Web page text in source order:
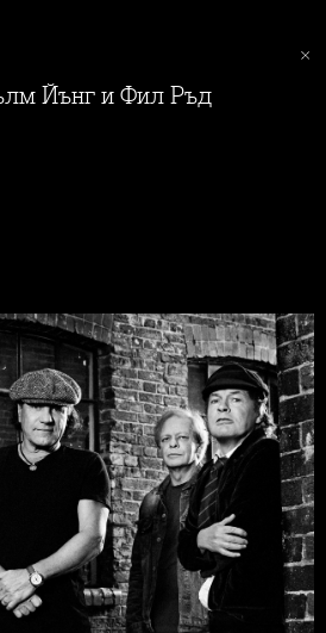
Йънг и Фил Ръд